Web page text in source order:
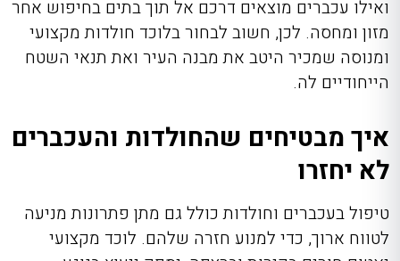
ואילו עכברים מוצאים דרכם אל תוך בתים בחיפוש אחר
מזון ומחסה. לכן, חשוב לבחור בלוכד חולדות מקצועי
ומנוסה שמכיר היטב את מבנה העיר ואת תנאי השטח
הייחודיים לה.
איך מבטיחים שהחולדות והעכברים
לא יחזרו
טיפול בעכברים וחולדות כולל גם מתן פתרונות מניעה
לטווח ארוך, כדי למנוע חזרה שלהם. לוכד מקצועי